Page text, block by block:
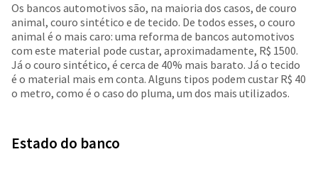
Os bancos automotivos são, na maioria dos casos, de couro
animal, couro sintético e de tecido. De todos esses, o couro
animal é o mais caro: uma reforma de bancos automotivos
com este material pode custar, aproximadamente, R$ 1500.
Já o couro sintético, é cerca de 40% mais barato. Já o tecido
é o material mais em conta. Alguns tipos podem custar R$ 40
o metro, como é o caso do pluma, um dos mais utilizados.
Estado do banco